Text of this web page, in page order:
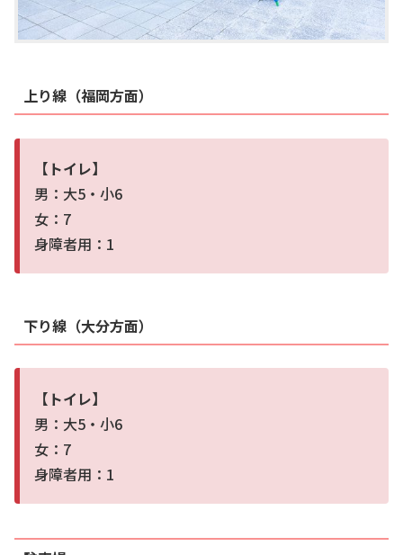
上り線（福岡方面）
【トイレ】
男：大5・小6
女：7
身障者用：1
下り線（大分方面）
【トイレ】
男：大5・小6
女：7
身障者用：1